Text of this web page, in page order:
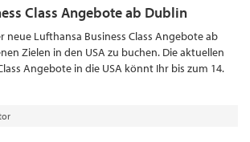
Class Angebote ab Dublin
neue Lufthansa Business Class Angebote ab
Zielen in den USA zu buchen. Die aktuellen
Angebote in die USA könnt Ihr bis zum 14.